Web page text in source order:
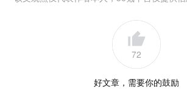
72
好文章，需要你的鼓励